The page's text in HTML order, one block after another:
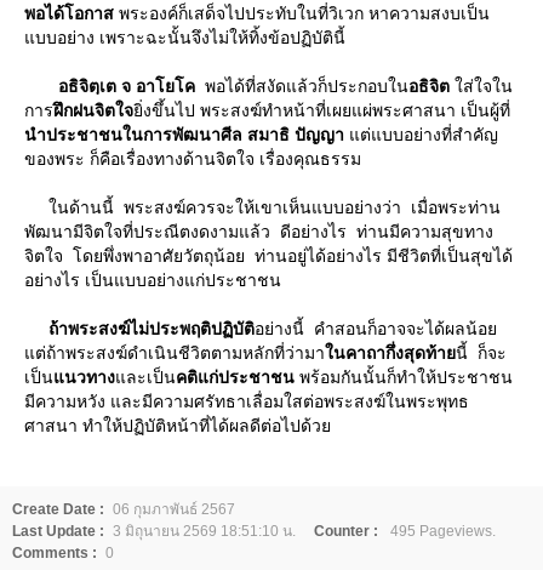
พอได้โอกาส พระองค์ก็เสด็จไปประทับในที่วิเวก หาความสงบเป็น
บบอย่าง เพราะฉะนั้นจึงไม่ให้ทิ้งข้อปฏิบัตินี้
อธิจิตฺเต จ อาโยโค พอได้ที่สงัดแล้วก็ประกอบในอธิจิต ส่ใจใน
การฝึกฝนจิตใจิ่งขึ้นไป พระสงฆ์ทําหน้าที่เผยแผ่พระศาสนา เป็นผู้ที่
นําประชาชนในการพัฒนาศีล สมาธิ ปัญญา ต่แบบอย่างที่สําคัญ
ของพระ ก็คือเรื่องทางด้านจิตใจ เรื่องคุณธรรม
นด้านนี้ พระสงฆ์ควรจะให้เขาเห็นแบบอย่างว่า เมื่อพระท่าน
พัฒนามีจิตใจที่ประณีตงดงามแล้ว ดีอย่างไร ท่านมีความสุขทาง
จิตใจ โดยพึ่งพาอาศัยวัตถุน้อย ท่านอยู่ได้อย่างไร มีชีวิตที่เป็นสุขได้
อย่างไร เป็นแบบอย่างแก่ประชาชน
ถ้าพระสงฆ์ไม่ประพฤติปฏิบัติอย่างนี้ คําสอนก็อาจจะได้ผลน้อ
ต่ถ้าพระสงฆ์ดําเนินชีวิตตามหลักที่ว่ามานคาถากึ่งสุดท้านี้ ก็จะ
เป็นนวทางละเป็นคติแก่ประชาชน พร้อมกันนั้นก็ทําให้ประชาชน
มีความหวัง และมีความศรัทธาเลื่อมใสต่อพระสงฆ์ในพระพุทธ
ศาสนา ทําให้ปฏิบัติหน้าที่ได้ผลดีต่อไปด้ว
Create Date : 06 กุมภาพันธ์ 2567
Last Update : 3 มิถุนายน 2569 18:51:10 น. Counter :
495 Pageviews.
Comments : 0